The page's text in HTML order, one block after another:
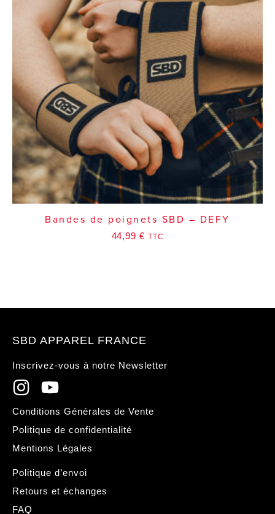
Bandes de poignets SBD – DEFY
44,99 € TTC
SBD APPAREL FRANCE
Inscrivez-vous à notre Newsletter
Conditions Générales de Vente
Politique de confidentialité
Mentions Légales
Politique d’envoi
Retours et échanges
FAQ